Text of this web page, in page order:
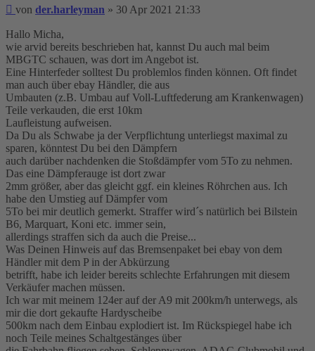
Beitrag
von der.harleyman » 30 Apr 2021 21:33
Hallo Micha,
wie arvid bereits beschrieben hat, kannst Du auch mal beim
MBGTC schauen, was dort im Angebot ist.
Eine Hinterfeder solltest Du problemlos finden können. Oft findet
man auch über ebay Händler, die aus
Umbauten (z.B. Umbau auf Voll-Luftfederung am Krankenwagen)
Teile verkauden, die erst 10km
Laufleistung aufweisen.
Da Du als Schwabe ja der Verpflichtung unterliegst maximal zu
sparen, könntest Du bei den Dämpfern
auch darüber nachdenken die Stoßdämpfer vom 5To zu nehmen.
Das eine Dämpferauge ist dort zwar
2mm größer, aber das gleicht ggf. ein kleines Röhrchen aus. Ich
habe den Umstieg auf Dämpfer vom
5To bei mir deutlich gemerkt. Straffer wird´s natürlich bei Bilstein
B6, Marquart, Koni etc. immer sein,
allerdings straffen sich da auch die Preise...
Was Deinen Hinweis auf das Bremsenpaket bei ebay von dem
Händler mit dem P in der Abkürzung
betrifft, habe ich leider bereits schlechte Erfahrungen mit diesem
Verkäufer machen müssen.
Ich war mit meinem 124er auf der A9 mit 200km/h unterwegs, als
mir die dort gekaufte Hardyscheibe
500km nach dem Einbau explodiert ist. Im Rückspiegel habe ich
noch Teile meines Schaltgestänges über